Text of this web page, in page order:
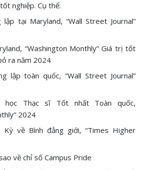
nghiệp. Cụ thể:
tại Maryland, “Wall Street Journal”
“Washington Monthly” Giá trị tốt
ra năm 2024
lập toàn quốc, “Wall Street Journal”
Thạc sĩ Tốt nhất Toàn quốc,
2024
về Bình đẳng giới, “Times Higher
về chỉ số Campus Pride